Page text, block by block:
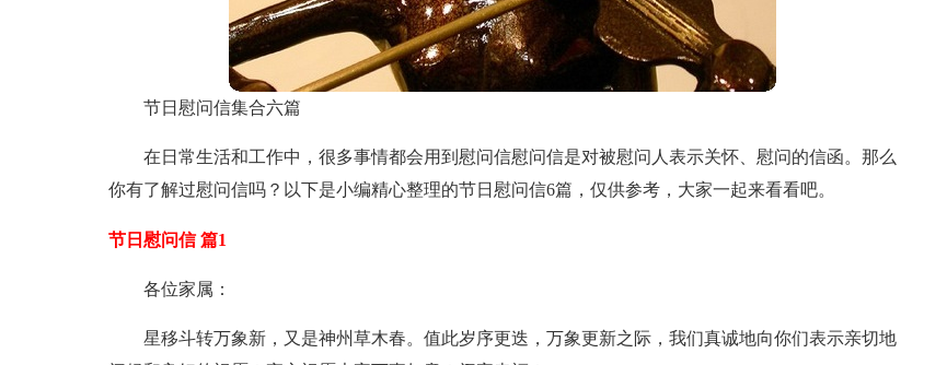
节日慰问信集合六篇
在日常生活和工作中，很多事情都会用到慰问信慰问信是对被慰问人表示关怀、慰问的信函。那么
你有了解过慰问信吗？以下是小编精心整理的节日慰问信6篇，仅供参考，大家一起来看看吧。
节日慰问信 篇1
各位家属：
星移斗转万象新，又是神州草木春。值此岁序更迭，万象更新之际，我们真诚地向你们表示亲切地